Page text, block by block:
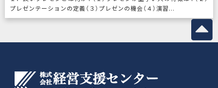
プレゼンテーションの定義（３）プレゼンの機会（４）演習...